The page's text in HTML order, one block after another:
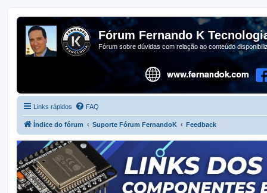
Fórum Fernando K
Fórum sobre dúvidas com relação ao conteúdo
Links rápidos FAQ
Índice do fórum Suporte Fórum FernandoK Feedback